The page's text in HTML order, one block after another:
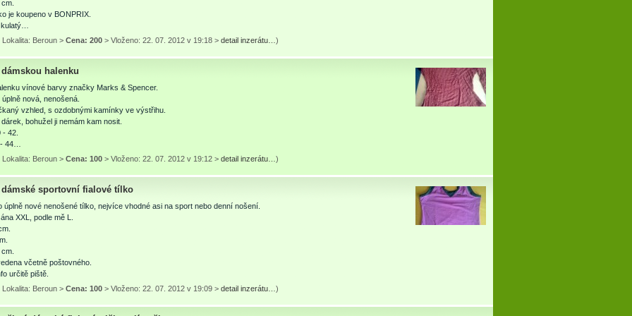
je koupeno v BONPRIX.
Beroun > Cena: 200 > Vloženo: 22. 07. 2012 v 19:18 > detail inzerátu… )
halenku
vínové barvy značky Marks & Spencer.
nová, nenošená.
vzhled, s ozdobnými kamínky ve výstřihu.
bohužel ji nemám kam nosit.
- 42.
44…
Beroun > Cena: 100 > Vloženo: 22. 07. 2012 v 19:12 > detail inzerátu… )
sportovní fialové tílko
úplně nové nenošené tílko, nejvíce vhodné asi na sport nebo denní nošení.
XXL, podle mě L.
včetně poštovného.
určitě piště.
Beroun > Cena: 100 > Vloženo: 22. 07. 2012 v 19:09 > detail inzerátu… )